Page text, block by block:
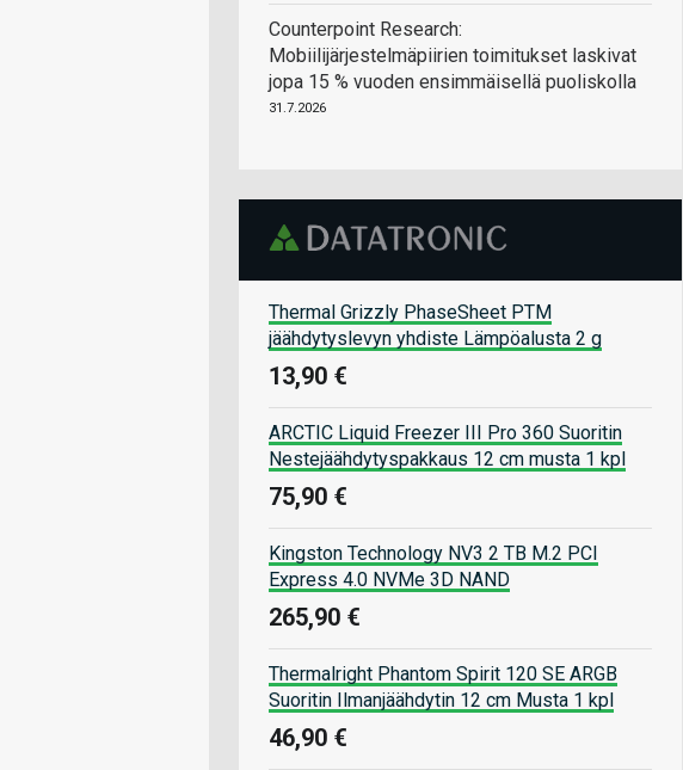
Counterpoint Research:
Mobiilijärjestelmäpiirien toimitukset laskivat
jopa 15 % vuoden ensimmäisellä puoliskolla
31.7.2026
Thermal Grizzly PhaseSheet PTM
jäähdytyslevyn yhdiste Lämpöalusta 2 g
13,90 €
ARCTIC Liquid Freezer III Pro 360 Suoritin
Nestejäähdytyspakkaus 12 cm musta 1 kpl
75,90 €
Kingston Technology NV3 2 TB M.2 PCI
Express 4.0 NVMe 3D NAND
265,90 €
Thermalright Phantom Spirit 120 SE ARGB
Suoritin Ilmanjäähdytin 12 cm Musta 1 kpl
46,90 €